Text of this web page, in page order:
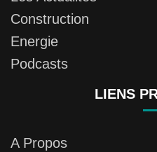
Construction
Energie
Podcasts
LIENS
A Propos